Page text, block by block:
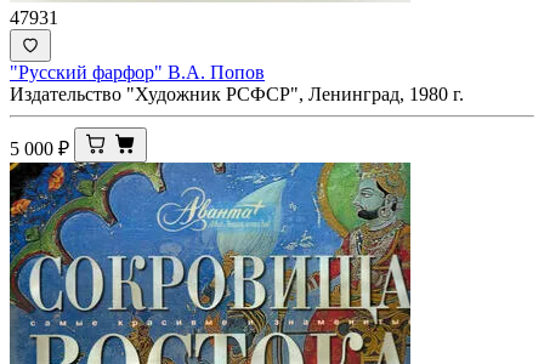
47931
"Русский фарфор" В.А. Попов
Издательство "Художник РСФСР", Ленинград, 1980 г.
5 000 ₽